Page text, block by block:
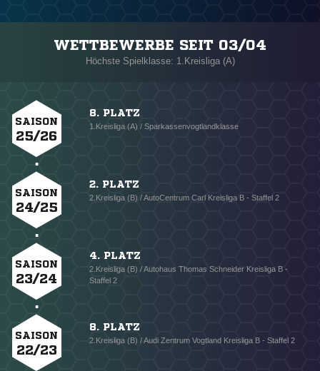
WETTBEWERBE SEIT 03/04
Höchste Spielklasse: 1.Kreisliga (A)
SAISON
25/26
8. PLATZ
1.Kreisliga (A) / Sparkassenvogtlandklasse
SAISON
24/25
2. PLATZ
2.Kreisliga (B) / AutoCentrum Carl Kreisliga B - Staffel 2
SAISON
23/24
4. PLATZ
2.Kreisliga (B) / Autohaus Thomas Schneider Kreisliga B -
Staffel 2
SAISON
22/23
8. PLATZ
2.Kreisliga (B) / Audi Zentrum Vogtland Kreisliga B - Staffel 2